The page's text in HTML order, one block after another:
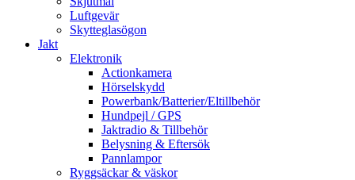
Luftgevär
Skytteglasögon
Jakt
Elektronik
Actionkamera
Hörselskydd
Powerbank/Batterier/Eltillbehör
Hundpejl / GPS
Jaktradio & Tillbehör
Belysning & Eftersök
Pannlampor
Ryggsäckar & väskor